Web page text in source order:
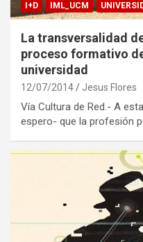
I+D IML_UCM
La transversalidad
proceso formativo
universidad
12/07/2014 Jesus Flores
Vía Cultura de Red.- A
espero- que la profesión